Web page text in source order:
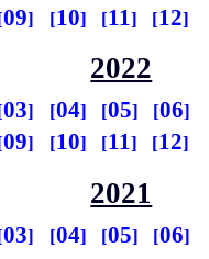
09 10 11 12
2022
03 04 05
06
09 10 11 12
2021
03 04 05
06